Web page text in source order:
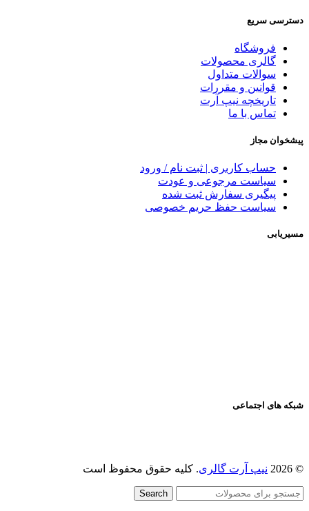
دسترسی سریع
فروشگاه
گالری محصولات
سوالات متداول
قوانین و مقررات
تاریخچه نیپ آرت
تماس با ما
پیشخوان مجاز
حساب کاربری | ثبت نام / ورود
سیاست مرجوعی و عودت
پیگیری سفارش ثبت شده
سیاست حفظ حریم خصوصی
مسیریابی
شبکه های اجتماعی
© 2026 نیپ آرت گالری. کلیه حقوق محفوظ است
Search